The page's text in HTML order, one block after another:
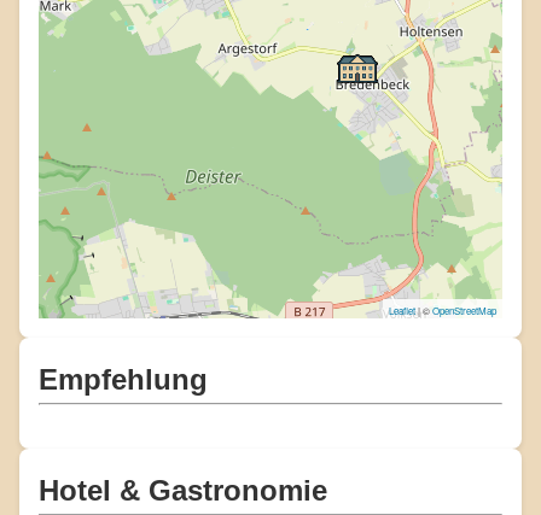
Leaflet| ©OpenStreetMap
Empfehlung
Hotel & Gastronomie